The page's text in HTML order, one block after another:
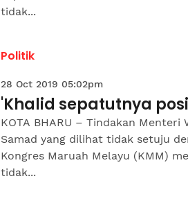
tidak...
Politik
28 Oct 2019 05:02pm
'Khalid sepatutnya
KOTA BHARU – Tindakan
Samad yang dilihat tidak setuju
Kongres Maruah Melayu (KMM)
tidak...